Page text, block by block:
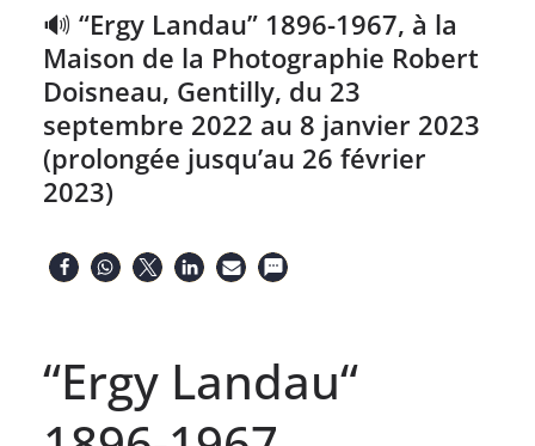
🔊 “Ergy Landau” 1896-1967, à la
Maison de la Photographie Robert
Doisneau, Gentilly, du 23
septembre 2022 au 8 janvier 2023
(prolongée jusqu’au 26 février
2023)
“Ergy Landau“